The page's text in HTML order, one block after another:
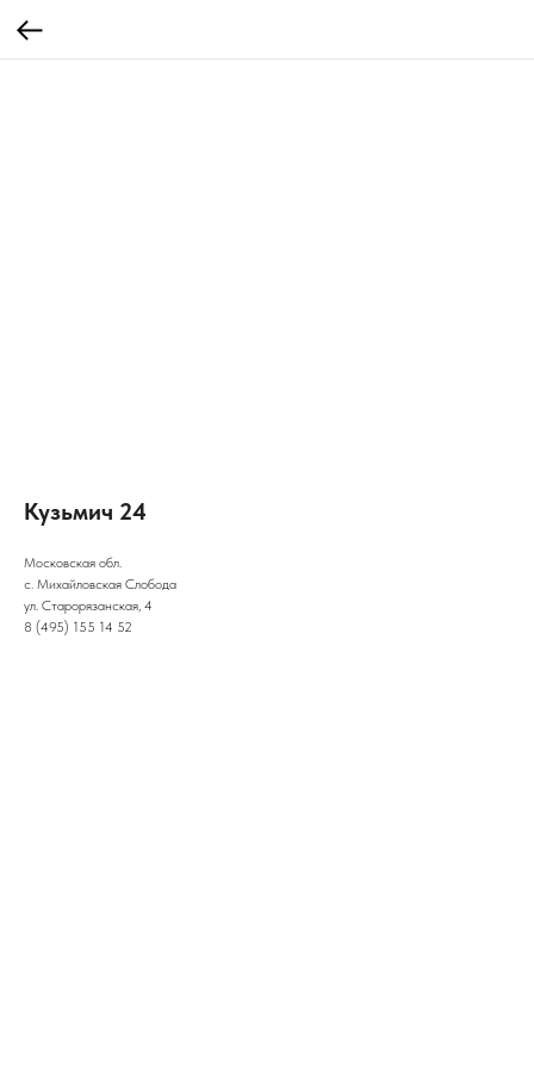
Кузьмич 24
Московская обл.
с. Михайловская Слобода
ул. Старорязанская, 4
8 (495) 155 14 52